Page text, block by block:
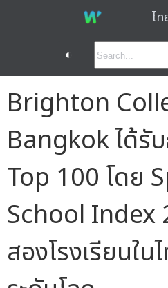
ไท
◐
Brighton
Bangkok ได้รั
Top 100 โดย
School Index
สองโรงเรียนใ